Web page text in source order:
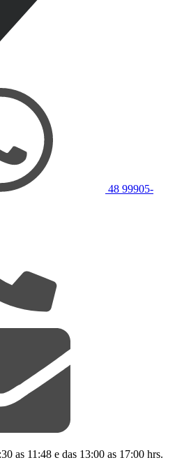
48 99905-
as 11:48 e das 13:00 as 17:00 hrs.